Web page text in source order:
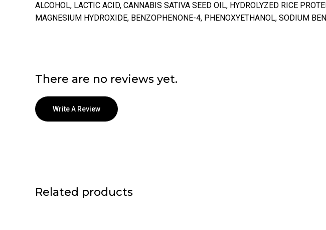
ALCOHOL, LACTIC ACID, CANNABIS SATIVA SEED OIL, HYDROLYZED RICE
MAGNESIUM HYDROXIDE, BENZOPHENONE-4, PHENOXYETHANOL, SODIUM
There are no reviews yet.
Write A Review
Related products